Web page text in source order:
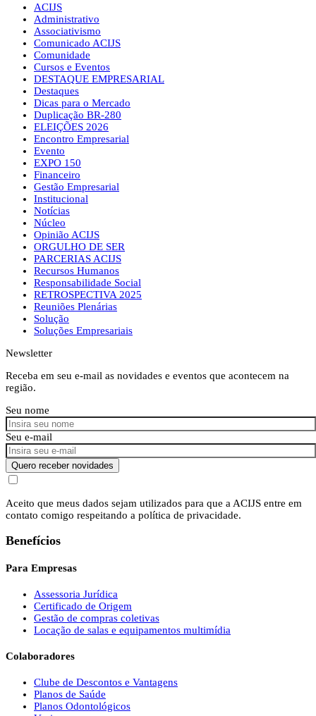
ACIJS
Administrativo
Associativismo
Comunicado ACIJS
Comunidade
Cursos e Eventos
DESTAQUE EMPRESARIAL
Destaques
Dicas para o Mercado
Duplicação BR-280
ELEIÇÕES 2026
Encontro Empresarial
Evento
EXPO 150
Financeiro
Gestão Empresarial
Institucional
Notícias
Núcleo
Opinião ACIJS
ORGULHO DE SER
PARCERIAS ACIJS
Recursos Humanos
Responsabilidade Social
RETROSPECTIVA 2025
Reuniões Plenárias
Solução
Soluções Empresariais
Newsletter
Receba em seu e-mail as novidades e eventos que acontecem na
região.
Seu nome
Seu e-mail
Quero receber novidades
Aceito que meus dados sejam utilizados para que a ACIJS entre em
contato comigo respeitando a política de privacidade.
Benefícios
Para Empresas
Assessoria Jurídica
Certificado de Origem
Gestão de compras coletivas
Locação de salas e equipamentos multimídia
Colaboradores
Clube de Descontos e Vantagens
Planos de Saúde
Planos Odontológicos